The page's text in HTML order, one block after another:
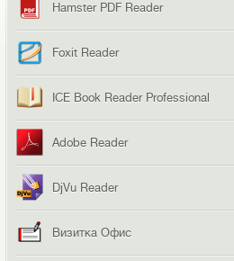
Hamster PDF Reader
Foxit Reader
ICE Book Reader Professional
Adobe Reader
DjVu Reader
Визитка Офис